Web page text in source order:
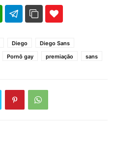
Diego
Diego Sans
Pornô gay premiação sans